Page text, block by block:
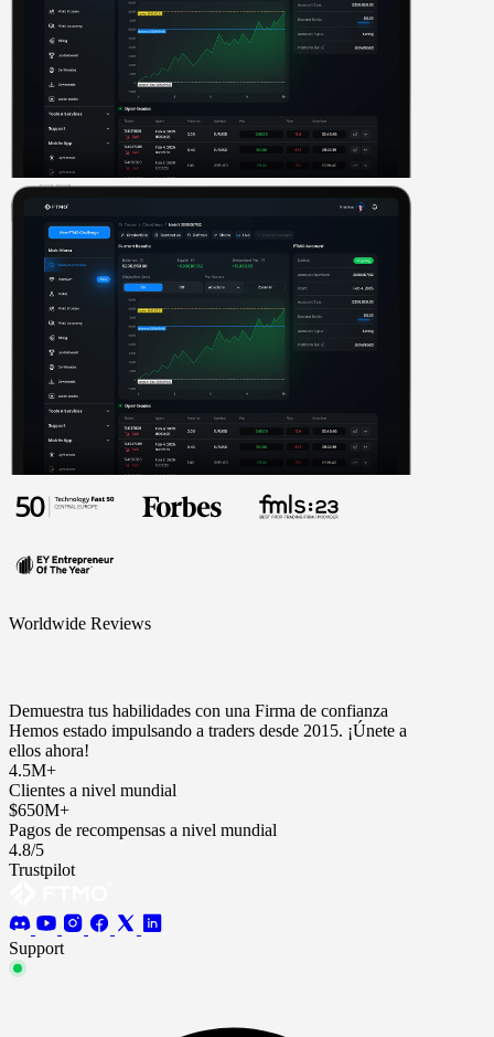
Worldwide Reviews
Demuestra tus habilidades con una Firma de confianza
Hemos estado impulsando a traders desde 2015. ¡Únete a
ellos ahora!
4.5M+
Clientes a nivel mundial
$650M+
Pagos de recompensas a nivel mundial
4.8/5
Trustpilot
Support